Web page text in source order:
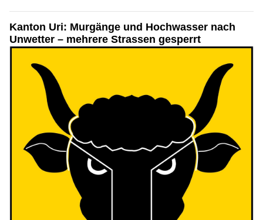
Kanton Uri: Murgänge und Hochwasser nach
Unwetter – mehrere Strassen gesperrt